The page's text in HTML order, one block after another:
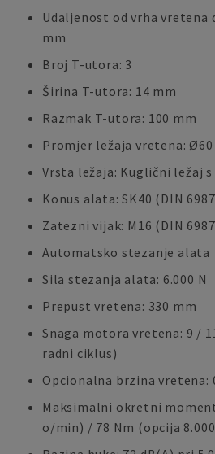
Udaljenost od vrha vretena
mm
Broj T-utora: 3
Širina T-utora: 14 mm
Razmak T-utora: 100 mm
Promjer ležaja vretena: Ø60
Vrsta ležaja: Kuglični ležaj
Konus alata: SK40 (DIN
Zatezni vijak: M16 (DIN
Automatsko stezanje alata
Sila stezanja alata: 6.000 N
Prepust vretena: 330 mm
Snaga motora vretena: 9 /
radni ciklus)
Opcionalna brzina vretena:
Maksimalni okretni
o/min) / 78 Nm (opcija